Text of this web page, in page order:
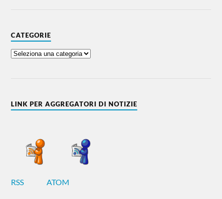
CATEGORIE
LINK PER AGGREGATORI DI NOTIZIE
RSS ATOM